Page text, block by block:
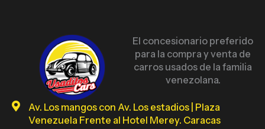
El concesionario preferido
para la compra y venta de
carros usados de la familia
venezolana.
Av. Los mangos con Av. Los estadios | Plaza
Venezuela Frente al Hotel Merey. Caracas